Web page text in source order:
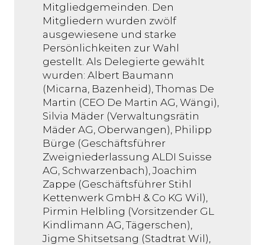
Mitgliedgemeinden. Den
Mitgliedern wurden zwölf
ausgewiesene und starke
Persönlichkeiten zur Wahl
gestellt. Als Delegierte gewählt
wurden: Albert Baumann
(Micarna, Bazenheid), Thomas De
Martin (CEO De Martin AG, Wängi),
Silvia Mäder (Verwaltungsrätin
Mäder AG, Oberwangen), Philipp
Bürge (Geschäftsführer
Zweigniederlassung ALDI Suisse
AG, Schwarzenbach), Joachim
Zappe (Geschäftsführer Stihl
Kettenwerk GmbH & Co KG Wil),
Pirmin Helbling (Vorsitzender GL
Kindlimann AG, Tägerschen),
Jigme Shitsetsang (Stadtrat Wil),